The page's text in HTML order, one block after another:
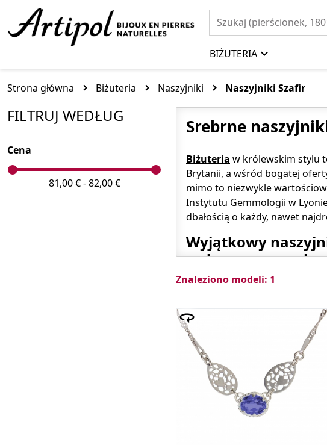
BIŻUTERIA
Strona główna Biżuteria Naszyjniki Naszyjniki Szafir
FILTRUJ WEDŁUG
Cena
81,00 € - 82,00 €
Srebrne
Biżuteria w królewskim stylu
Brytanii, a wśród bogatej
mimo to niezwykle
Instytutu Gemmologii w
dbałością o każdy, nawet
Wyjątkowy
rodowanego
zachwyca nie tylko barwami i
załamania światła, a także
Znaleziono modeli: 1